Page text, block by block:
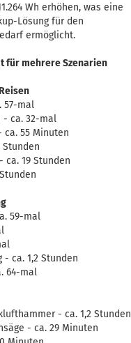
Wh erhöhen, was eine
Lösung für den
ermöglicht.
für mehrere Szenarien
57-mal
- ca. 32-mal
55 Minuten
Stunden
ca. 19 Stunden
59-mal
ca. 1,2 Stunden
64-mal
- ca. 1,2 Stunden
- ca. 29 Minuten